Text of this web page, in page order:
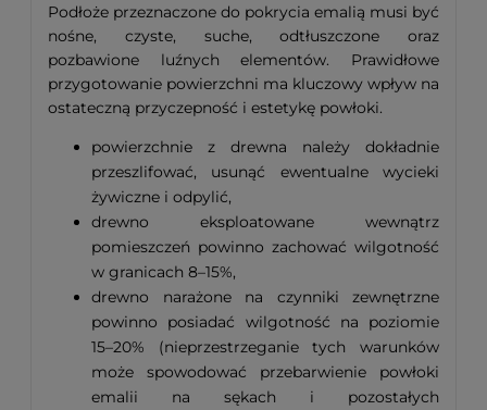
Podłoże przeznaczone do pokrycia emalią musi być
nośne, czyste, suche, odtłuszczone oraz
pozbawione luźnych elementów. Prawidłowe
przygotowanie powierzchni ma kluczowy wpływ na
ostateczną przyczepność i estetykę powłoki.
powierzchnie z drewna należy dokładnie
przeszlifować, usunąć ewentualne wycieki
żywiczne i odpylić,
drewno eksploatowane wewnątrz
pomieszczeń powinno zachować wilgotność
w granicach 8–15%,
drewno narażone na czynniki zewnętrzne
powinno posiadać wilgotność na poziomie
15–20% (nieprzestrzeganie tych warunków
może spowodować przebarwienie powłoki
emalii na sękach i pozostałych